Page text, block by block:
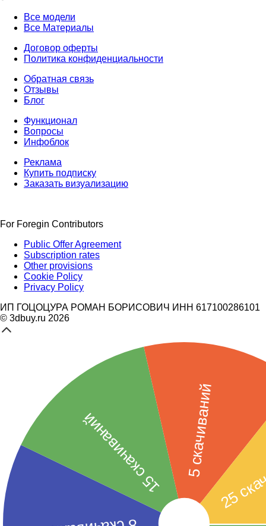
Все модели
Все Материалы
Договор оферты
Политика конфиденциальности
Обратная связь
Отзывы
Блог
Функционал
Вопросы
Инфоблок
Реклама
Купить подписку
Заказать визуализацию
For Foregin Contributors
Public Offer Agreement
Subscription rates
Other provisions
Cookie Policy
Privacy Policy
ИП ГОЦОЦУРА РОМАН БОРИСОВИЧ ИНН 617100286101
© 3dbuy.ru 2026